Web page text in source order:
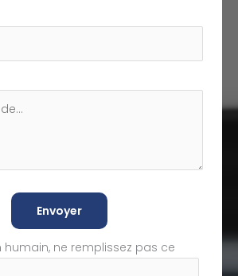
Envoyer
humain, ne remplissez pas ce